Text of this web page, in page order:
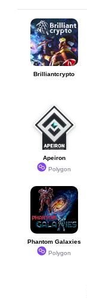
Brilliantcrypto
Apeiron
Polygon
Phantom Galaxies
Polygon